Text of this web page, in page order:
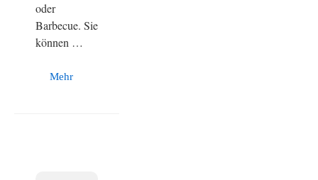
oder
Barbecue. Sie
können …
Mehr